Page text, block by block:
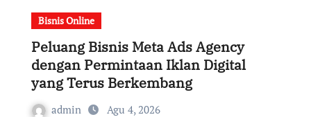
Bisnis Online
Peluang Bisnis Meta Ads Agency
dengan Permintaan Iklan Digital
yang Terus Berkembang
admin Agu 4, 2026